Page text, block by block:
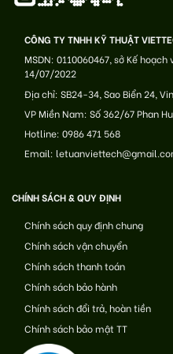
CÔNG TY TNHH KỸ THUẬT
MSDN: 0110060467, sở Kế
14/07/2022
Địa chỉ: SB24-34, Sao Biển 24,
VP Miền Nam: Số 362/67 Phan
Hotline: 0986 471 568
Email:
CHÍNH SÁCH & QUY ĐỊNH
Chính sách quy định chung
Chính sách vận chuyển
Chính sách thanh toán
Chính sách bảo hành
Chính sách đổi trả, hoàn tiền
Chính sách bảo mật TT